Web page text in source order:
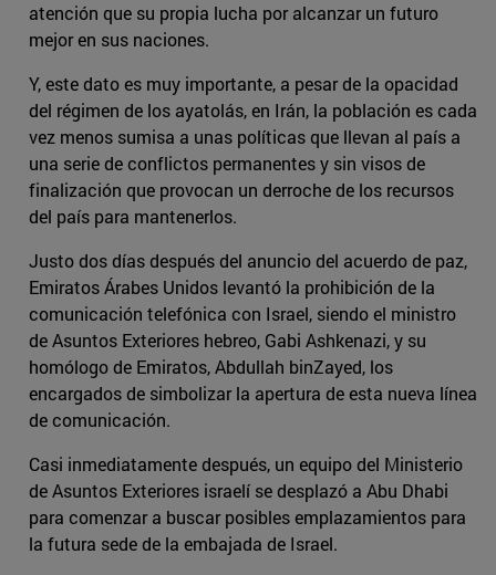
atención que su propia lucha por alcanzar un futuro
mejor en sus naciones.
Y, este dato es muy importante, a pesar de la opacidad
del régimen de los ayatolás, en Irán, la población es cada
vez menos sumisa a unas políticas que llevan al país a
una serie de conflictos permanentes y sin visos de
finalización que provocan un derroche de los recursos
del país para mantenerlos.
Justo dos días después del anuncio del acuerdo de paz,
Emiratos Árabes Unidos levantó la prohibición de la
comunicación telefónica con Israel, siendo el ministro
de Asuntos Exteriores hebreo, Gabi Ashkenazi, y su
homólogo de Emiratos, Abdullah binZayed, los
encargados de simbolizar la apertura de esta nueva línea
de comunicación.
Casi inmediatamente después, un equipo del Ministerio
de Asuntos Exteriores israelí se desplazó a Abu Dhabi
para comenzar a buscar posibles emplazamientos para
la futura sede de la embajada de Israel.